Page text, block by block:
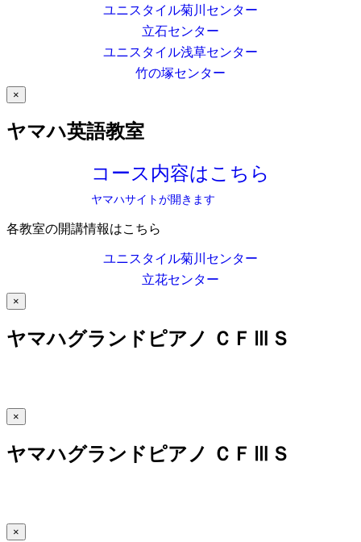
ユニスタイル菊川センター
立石センター
ユニスタイル浅草センター
竹の塚センター
×
ヤマハ英語教室
コース内容はこちら
ヤマハサイトが開きます
各教室の開講情報はこちら
ユニスタイル菊川センター
立花センター
×
ヤマハグランドピアノ ＣＦⅢＳ
×
ヤマハグランドピアノ ＣＦⅢＳ
×